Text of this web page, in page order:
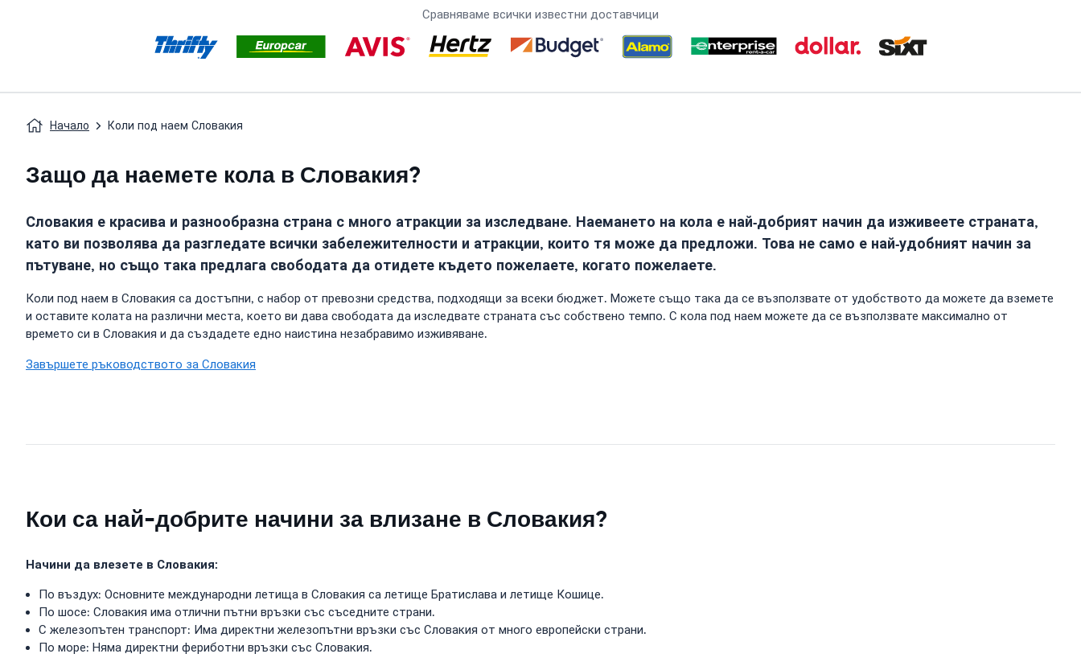
Сравняваме всички известни доставчици
Начало Коли под наем Словакия
Защо да наемете кола в Словакия?
Словакия е красива и разнообразна страна с много атракции за изследване. Наемането на кола е най-добрият начин да изживеете страната,
като ви позволява да разгледате всички забележителности и атракции, които тя може да предложи. Това не само е най-удобният начин за
пътуване, но също така предлага свободата да отидете където пожелаете, когато пожелаете.
Коли под наем в Словакия са достъпни, с набор от превозни средства, подходящи за всеки бюджет. Можете също така да се възползвате от удобството да можете да вземете
и оставите колата на различни места, което ви дава свободата да изследвате страната със собствено темпо. С кола под наем можете да се възползвате максимално от
времето си в Словакия и да създадете едно наистина незабравимо изживяване.
Завършете ръководството за Словакия
Кои са най-добрите начини за влизане в Словакия?
Начини да влезете в Словакия:
По въздух: Основните международни летища в Словакия са летище Братислава и летище Кошице.
По шосе: Словакия има отлични пътни връзки със съседните страни.
С железопътен транспорт: Има директни железопътни връзки със Словакия от много европейски страни.
По море: Няма директни фериботни връзки със Словакия.